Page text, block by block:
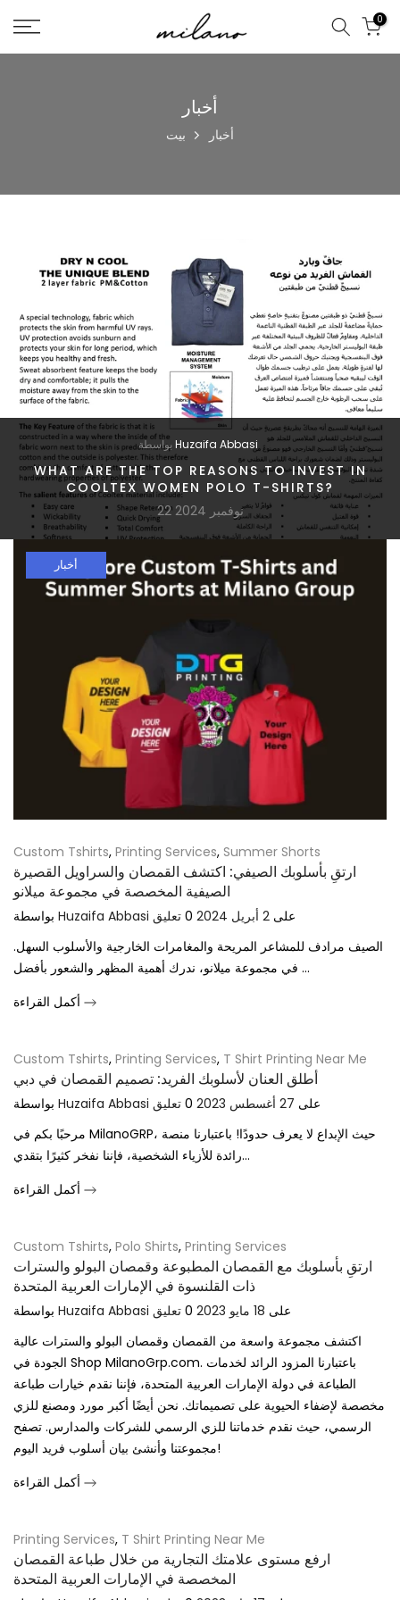
تخطى
الى
المحتوى
0
أخبار
بيت أخبار
بواسطةHuzaifa Abbasi
WHAT ARE THE TOP REASONS TO INVEST IN
COOLTEX WOMEN POLO T-SHIRTS?
22 نوفمبر 2024
أخبار
Custom Tshirts, Printing Services, Summer Shorts
ارتقِ بأسلوبك الصيفي: اكتشف القمصان والسراويل القصيرة
الصيفية المخصصة في مجموعة ميلانو
Huzaifa Abbasi على 2 أبريل 2024 0 تعليق
الصيف مرادف للمشاعر المريحة والمغامرات الخارجية والأسلوب السهل.
في مجموعة ميلانو، ندرك أهمية المظهر والشعور بأفضل ...
Custom Tshirts, Printing Services, T Shirt Printing Near Me
أطلق العنان لأسلوبك الفريد: تصميم القمصان في دبي
Huzaifa Abbasi على 27 أغسطس 2023 0 تعليق
مرحبًا بكم في MilanoGRP، حيث الإبداع لا يعرف حدودًا! باعتبارنا منصة
رائدة للأزياء الشخصية، فإننا نفخر كثيرًا بتقدي...
Custom Tshirts, Polo Shirts, Printing Services
ارتقِ بأسلوبك مع القمصان المطبوعة وقمصان البولو والسترات
ذات القلنسوة في الإمارات العربية المتحدة
Huzaifa Abbasi على 18 مايو 2023 0 تعليق
اكتشف مجموعة واسعة من القمصان وقمصان البولو والسترات عالية
الجودة في Shop MilanoGrp.com. باعتبارنا المزود الرائد لخدمات
الطباعة في دولة الإمارات العربية المتحدة، فإننا نقدم خيارات طباعة
مخصصة لإضفاء الحيوية على تصميماتك. نحن أيضًا أكبر مورد ومصنع للزي
الرسمي، حيث نقدم خدماتنا للزي الرسمي للشركات والمدارس. تصفح
مجموعتنا وأنشئ بيان أسلوب فريد اليوم!
Printing Services, T Shirt Printing Near Me
ارفع مستوى علامتك التجارية من خلال طباعة القمصان
المخصصة في الإمارات العربية المتحدة